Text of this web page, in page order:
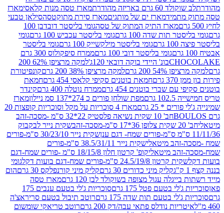
60 גרם באריזה מהודרת
מארז טסה מנות קלאסי מארז
מארז ים של מותגיםמארז סירת מתוקטסהסילאן טבעי
מארז התיק המתוק של טסה
גומי בליסטר דובדבן 100
תות שדה 100 גרם
גומי בליסטר עכביש 100 גרם
גומי
גרם
גומי בליסטר מילקשייק 100 גרם
גומי בליסטר
גומי בליסטר דובי 100 גרם
ממרח סיפקולוס 300 גרם
בונ' היידי בוקה דובאי 120ג'
למקה מרציפן 62% 200
200 גרם
למקה מרציפן 38% 200 גרם
קונפיטורת
גרם
חמאת בוטנים סקיפי קלאסי 454 גרם
חמאת
עם שברי בוטנים 454 גרם
ממרח נוטלה 400 גרם
קינדר
גרם
מפת שולחן פורים כ 274*137 סמ ניילון
מארז
* 25 גרם
מארז 4 סוכריות על מקל וסוכריות קופצות 20
חב' 10 שקית נשיאה פלסטיק 22*32 ס"מ -מסכה-זהב
שקית נייר לבקבוק
שקית נייר 30/23/10 ס"מ-פורים
זהב מיטאלי
שקית נייר 38.5/31/11 ס"מ-פורים
מיטאלי
קופ' קרטון חלון 18/15/8 ס"מ -פורים שמח-דגם
שקית קרטון 24.5/19/8 ס"מ-פורים שמח-דגם בועות דקל
גומי
קליק מיני כדורים 30 גרם
קליק מיני קורנפלקס 30 גרם
הום
עגול מצופה בשוקולד לבן 120 גרם
מארז טסה
בטעם פטל 175 גרם
סוכריות ג'לי בטעם ענבים 175
ג'לי בטעם תות שדה 175 גרם
רוטב תיבול בטעם סריראצ'ה
נודלס פתאי עבה/דק 200 גרם
רוטב טריאקי שומשום